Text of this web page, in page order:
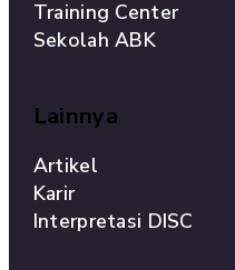
Training Center
Sekolah ABK
Lainnya
Artikel
Karir
Interpretasi DISC